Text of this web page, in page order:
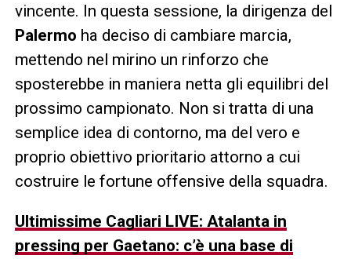
vincente. In questa sessione, la dirigenza del
Palermo ha deciso di cambiare marcia,
mettendo nel mirino un rinforzo che
sposterebbe in maniera netta gli equilibri del
prossimo campionato. Non si tratta di una
semplice idea di contorno, ma del vero e
proprio obiettivo prioritario attorno a cui
costruire le fortune offensive della squadra.
Ultimissime Cagliari LIVE: Atalanta in
pressing per Gaetano: c’è una base di